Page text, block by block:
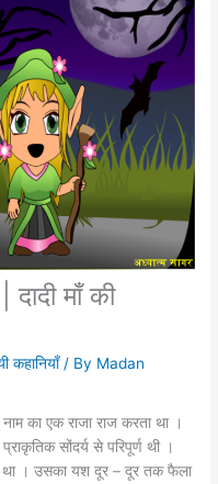
माँ की
कहानियाँ/ By Madan
का एक राजा राज करता था ।
सोंदर्य से परिपूर्ण थी ।
था । उसका यश दूर – दूर तक फैला